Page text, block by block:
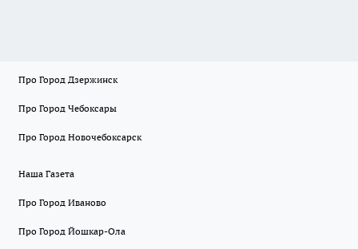
Про Город Дзержинск
Про Город Чебоксары
Про Город Новочебоксарск
Наша Газета
Про Город Иваново
Про Город Йошкар-Ола